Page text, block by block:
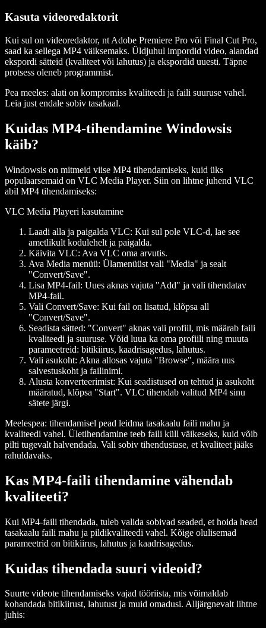
Kasuta videoredaktorit
Kui sul on videoredaktor, nt Adobe Premiere Pro või Final Cut Pro,
saad ka sellega MP4 väiksemaks. Üldjuhul impordid video, alandad
ekspordi sätteid (kvaliteet või lahutus) ja ekspordid uuesti. Täpne
protsess oleneb programmist.
Pea meeles: alati on kompromiss kvaliteedi ja faili suuruse vahel.
Leia just endale sobiv tasakaal.
Kuidas MP4-tihendamine Windowsis
käib?
Windowsis on mitmeid viise MP4 tihendamiseks, kuid üks
populaarsemaid on VLC Media Player. Siin on lihtne juhend VLC
abil MP4 tihendamiseks:
VLC Media Playeri kasutamine
Laadi alla ja paigalda VLC: Kui sul pole VLC-d, lae see
ametlikult kodulehelt ja paigalda.
Käivita VLC: Ava VLC oma arvutis.
Ava Media menüü: Ülamenüüst vali "Media" ja sealt
"Convert/Save".
Lisa MP4-fail: Uues aknas vajuta "Add" ja vali tihendatav
MP4-fail.
Vali Convert/Save: Kui fail on lisatud, klõpsa all
"Convert/Save".
Seadista sätted: "Convert" aknas vali profiil, mis määrab faili
kvaliteedi ja suuruse. Võid luua ka oma profiili ning muuta
parameetreid: bitikiirus, kaadrisagedus, lahutus.
Vali asukoht: Akna allosas vajuta "Browse", määra uus
salvestuskoht ja failinimi.
Alusta konverteerimist: Kui seadistused on tehtud ja asukoht
määratud, klõpsa "Start". VLC tihendab valitud MP4 sinu
sätete järgi.
Meelespea: tihendamisel pead leidma tasakaalu faili mahu ja
kvaliteedi vahel. Ületihendamine teeb faili küll väikeseks, kuid võib
pilti tugevalt halvendada. Vali sobiv tihendustase, et kvaliteet jääks
rahuldavaks.
Kas MP4-faili tihendamine vähendab
kvaliteeti?
Kui MP4-faili tihendada, tuleb valida sobivad seaded, et hoida head
tasakaalu faili mahu ja pildikvaliteedi vahel. Kõige olulisemad
parameetrid on bitikiirus, lahutus ja kaadrisagedus.
Kuidas tihendada suuri videoid?
Suurte videote tihendamiseks vajad tööriista, mis võimaldab
kohandada bitikiirust, lahutust ja muid omadusi. Alljärgnevalt lihtne
juhis: